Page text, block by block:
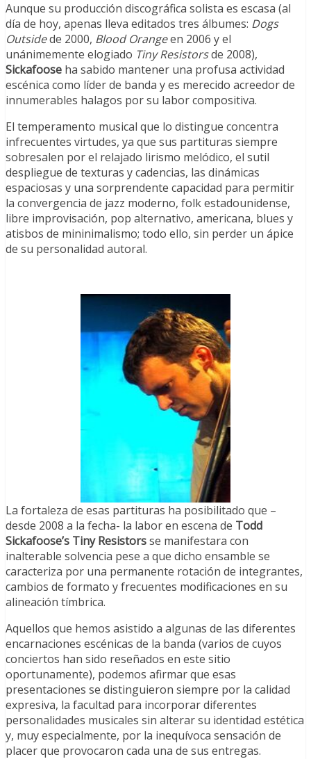
Aunque su producción discográfica solista es escasa (al
día de hoy, apenas lleva editados tres álbumes: Dogs
Outsidede 2000, Blood Orangeen 2006 y el
unánimemente elogiado Tiny Resistorsde 2008),
Sickafoose ha sabido mantener una profusa actividad
escénica como líder de banda y es merecido acreedor de
innumerables halagos por su labor compositiva.
El temperamento musical que lo distingue concentra
infrecuentes virtudes, ya que sus partituras siempre
sobresalen por el relajado lirismo melódico, el sutil
despliegue de texturas y cadencias, las dinámicas
espaciosas y una sorprendente capacidad para permitir
la convergencia de jazz moderno, folk estadounidense,
libre improvisación, pop alternativo, americana, blues y
atisbos de mininimalismo; todo ello, sin perder un ápice
de su personalidad autoral.
La fortaleza de esas partituras ha posibilitado que –
desde 2008 a la fecha- la labor en escena de Todd
Sickafoose’s Tiny Resistorsse manifestara con
inalterable solvencia pese a que dicho ensamble se
caracteriza por una permanente rotación de integrantes,
cambios de formato y frecuentes modificaciones en su
alineación tímbrica.
Aquellos que hemos asistido a algunas de las diferentes
encarnaciones escénicas de la banda (varios de cuyos
conciertos han sido reseñados en este sitio
oportunamente), podemos afirmar que esas
presentaciones se distinguieron siempre por la calidad
expresiva, la facultad para incorporar diferentes
personalidades musicales sin alterar su identidad estética
y, muy especialmente, por la inequívoca sensación de
placer que provocaron cada una de sus entregas.